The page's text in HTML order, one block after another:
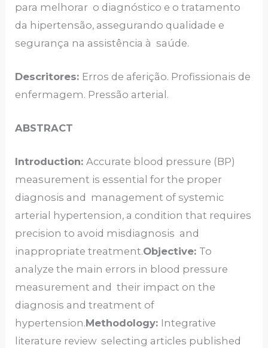
para melhorar o diagnóstico e o tratamento
da hipertensão, assegurando qualidade e
segurança na assistência à saúde.
Descritores: Erros de aferição. Profissionais de
enfermagem. Pressão arterial.
ABSTRACT
Introduction:Accurate blood pressure (BP)
measurement is essential for the proper
diagnosis and management of systemic
arterial hypertension, a condition that requires
precision to avoid misdiagnosis and
inappropriate treatment.Objective: To
analyze the main errors in blood pressure
measurement and their impact on the
diagnosis and treatment of
hypertension.Methodology: Integrative
literature review selecting articles published